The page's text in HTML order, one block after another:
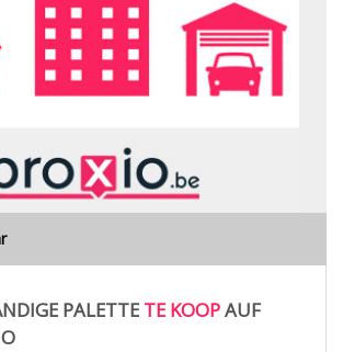
PALETTE TE KOOPAUF